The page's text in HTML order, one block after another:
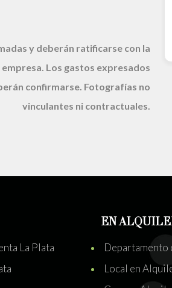
y deberán ratificarse con la
Los gastos expresados
confirmarse. Fotografías no
vinculantes ni contractuales.
La Plata
EN
Departamento
Local en